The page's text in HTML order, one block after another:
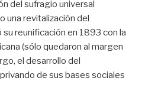
del sufragio universal
una revitalización del
reunificación en 1893 con la
(sólo quedaron al margen
el desarrollo del
de sus bases sociales